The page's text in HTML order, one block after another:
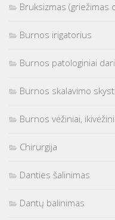
Bruksizmas (griežimas
Burnos irigatorius
Burnos patologiniai
Burnos skalavimo
Burnos vėžiniai,
Chirurgija
Danties šalinimas
Dantų balinimas